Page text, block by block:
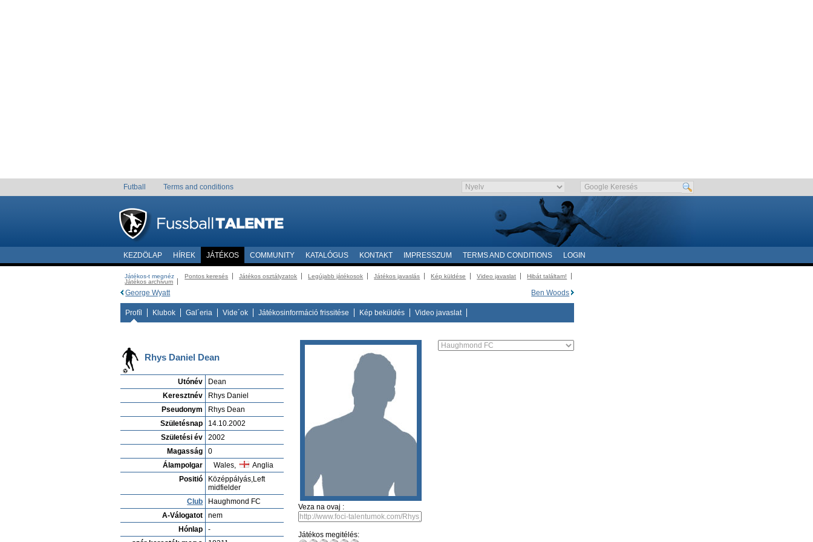
Futball Terms and conditions
KEZDÖLAP HÍREK JÁTÉKOS COMMUNITY KATALÓGUS KONTAKT IMPRESSZUM TERMS AND CONDITIONS LOGIN
Játékos-t megnéz Pontos keresés Játékos osztályzatok Legújabb játékosok Játékos javaslás Kép küldése Video javaslat
Hibát találtam!
Játékos archivum
Ben Woods
George Wyatt
Profíl Klubok Gal´eria Vide´ok Játékosinformáció frissitése Kép beküldés Video javaslat
Rhys Daniel Dean
Utónév
Dean
Keresztnév
Rhys Daniel
Pseudonym
Rhys Dean
Születésnap
14.10.2002
Születési év
2002
Magasság
0
Álampolgar
Wales,
Anglia
Positió
Középpályás,Left
midfielder
Club
Haughmond FC
A-Válogatot
nem
Hónlap
-
Veza na ovaj :
Játékos megitélés: